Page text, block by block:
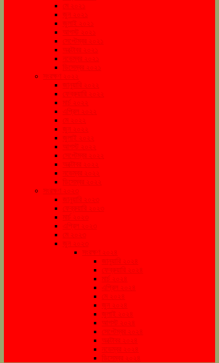
মে ২০২১
জুন ২০২১
জুলাই ২০২১
আগস্ট ২০২১
সেপ্টেম্বর ২০২১
অক্টোবর ২০২১
নভেম্বর ২০২১
ডিসেম্বর ২০২১
সংরক্ষণ ২০২২
জানুয়ারি ২০২২
ফেব্রুয়ারি ২০২২
মার্চ ২০২২
এপ্রিল ২০২২
মে ২০২২
জুন ২০২২
জুলাই ২০২২
আগস্ট ২০২২
সেপ্টেম্বর ২০২২
অক্টোবর ২০২২
নভেম্বর ২০২২
ডিসেম্বর ২০২২
সংরক্ষণ ২০২৩
জানুয়ারি ২০২৩
ফেব্রুয়ারি ২০২৩
মার্চ ২০২৩
এপ্রিল ২০২৩
মে ২০২৩
জুন ২০২৩
সংরক্ষণ ২০২৪
জানুয়ারি ২০২৪
ফেব্রুয়ারি ২০২৪
মার্চ ২০২৪
এপ্রিল ২০২৪
মে ২০২৪
জুন ২০২৪
জুলাই ২০২৪
আগস্ট ২০২৪
সেপ্টেম্বর ২০২৪
অক্টোবর ২০২৪
নভেম্বর ২০২৪
ডিসেম্বর ২০২৪